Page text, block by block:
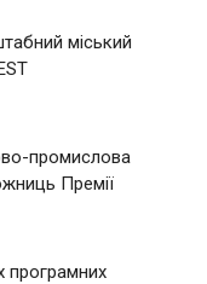
міський
промислова
Премії
програмних